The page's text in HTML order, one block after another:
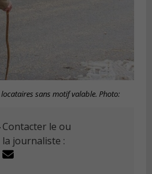
sans motif valable. Photo:
Contacter le ou
la journaliste :